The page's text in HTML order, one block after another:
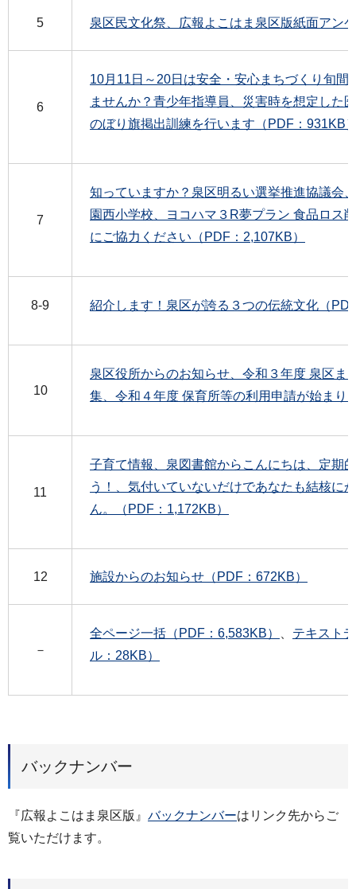
5 泉区民文化祭、広報よこはま泉区版紙面アン
6
10月11日～20日は安全・安心まちづくり旬間
ませんか？青少年指導員、災害時を想定した
のぼり旗掲出訓練を行います（PDF：931KB
7
知っていますか？泉区明るい選挙推進協議会
園西小学校、ヨコハマ３R夢プラン 食品ロス
にご協力ください（PDF：2,107KB）
8-9 紹介します！泉区が誇る３つの伝統文化（
10
泉区役所からのお知らせ、令和３年度 泉区ま
集、令和４年度 保育所等の利用申請が始まり
11
子育て情報、泉図書館からこんにちは、定期
う！、気付いていないだけであなたも結核に
ん。（PDF：1,172KB）
12 施設からのお知らせ（PDF：672KB）
－
全ページ一括（PDF：6,583KB）
テキスト
ル：28KB）
バックナンバー
『広報よこはま泉区版』 バックナンバーはリンク先からご
覧いただけます。